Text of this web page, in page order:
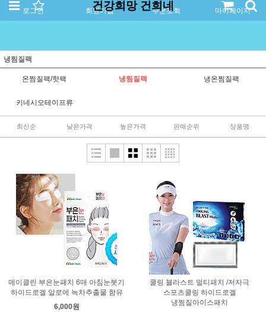
로그인 회원가입 주문조회 마이페이지
건강희망 건희네
냉찜질팩
온찜질팩/핫팩 냉찜질팩 냉온찜질팩
키네시오테이프류
최신순 낮은가격 높은가격 판매순위 상품명
메이클린 부은눈패치 6매 아침눈붓기
하이드로겔 알로에 녹차추출물 함유
6,000원
쿨링 블라스트 멀티패치 /저자극
스포츠쿨링 하이드로겔
냉찜질아이스패치